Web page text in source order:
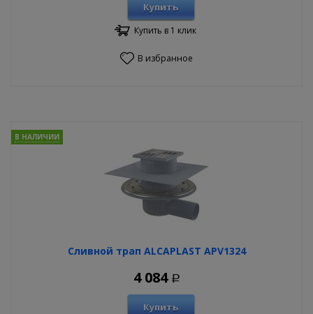
Купить
Купить в 1 клик
В избранное
Сливной трап ALCAPLAST APV1324
В НАЛИЧИИ
4 084 Р
Купить